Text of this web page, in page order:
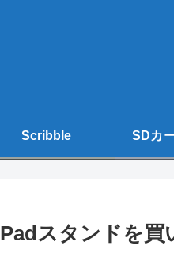
Scribble SDカ
スタンドを買